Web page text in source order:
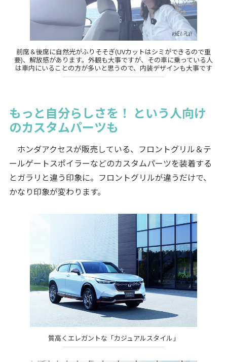
前席＆後席に自然光がふりそそぎ(UVカットはシミができるので重
要)、解放感があります。外観も大事ですが、その車に乗っている人
は車内にいることの方が多いと思うので、内装デザインも大事です
もっと自分らしさを！ という人向け
のカスタムパーツも
ホンダアクセスが販売している、フロントグリル＆テ
ールゲートスポイラーなどのカスタムパーツを装着する
とガラリと違う印象に。フロントグリルが違うだけで、
かなり印象が変わります。
質高くエレガントな「カジュアルスタイル」